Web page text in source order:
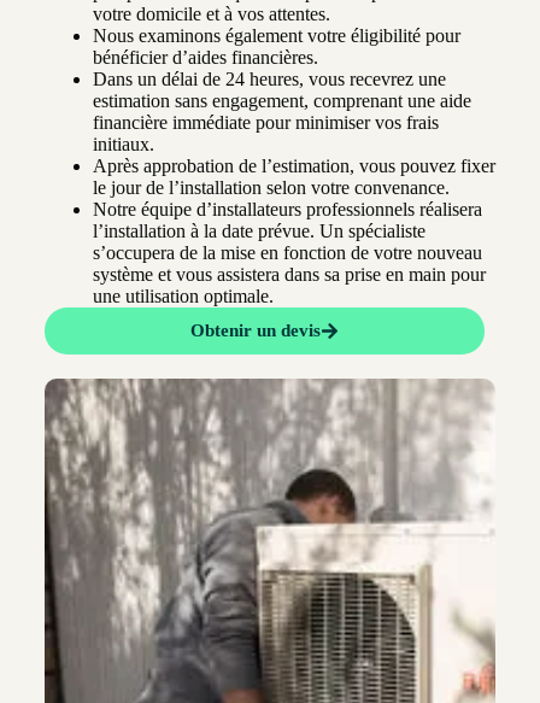
votre domicile et à vos attentes.
Nous examinons également votre éligibilité pour
bénéficier d’aides financières.
Dans un délai de 24 heures, vous recevrez une
estimation sans engagement, comprenant une aide
financière immédiate pour minimiser vos frais
initiaux.
Après approbation de l’estimation, vous pouvez fixer
le jour de l’installation selon votre convenance.
Notre équipe d’installateurs professionnels réalisera
l’installation à la date prévue. Un spécialiste
s’occupera de la mise en fonction de votre nouveau
système et vous assistera dans sa prise en main pour
une utilisation optimale.
Obtenir un devis